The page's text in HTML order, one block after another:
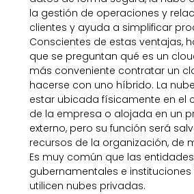
la gestión de operaciones y
clientes y ayuda a simplificar
Conscientes de estas ventajas,
que se preguntan qué es un
más conveniente contratar un
hacerse con uno híbrido. La
estar ubicada físicamente en el
de la empresa o alojada en un
externo, pero su función será
recursos de la organización, de
Es muy común que las entidades
gubernamentales e instituciones
utilicen nubes privadas.